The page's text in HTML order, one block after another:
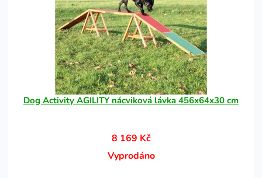
Dog Activity AGILITY nácviková lávka 456x64x30 cm
8 169 Kč
Vyprodáno